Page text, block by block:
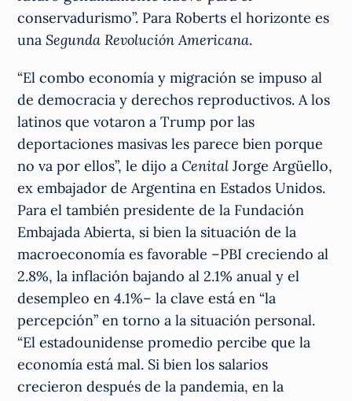
conservadurismo”. Para Roberts el horizonte es
unaSegunda Revolución Americana.
“El combo economía y migración se impuso al
de democracia y derechos reproductivos. A los
latinos que votaron a Trump por las
deportaciones masivas les parece bien porque
no va por ellos”, le dijo a CenitalJorge Argüello,
ex embajador de Argentina en Estados Unidos.
Para el también presidente de la Fundación
Embajada Abierta, si bien la situación de la
macroeconomía es favorable –PBI creciendo al
2.8%, la inflación bajando al 2.1% anual y el
desempleo en 4.1%– la clave está en “la
percepción” en torno a la situación personal.
“El estadounidense promedio percibe que la
economía está mal. Si bien los salarios
crecieron después de la pandemia, en la